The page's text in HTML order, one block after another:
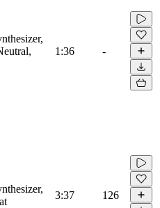
1:36 -
3:37 126